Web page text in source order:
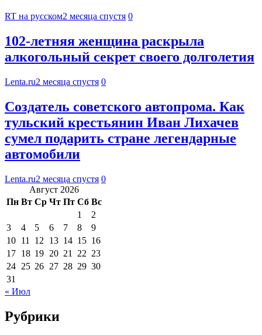
RT на русском2 месяца спустя 0
102-летняя женщина раскрыла
алкогольный секрет своего долголетия
Lenta.ru2 месяца спустя 0
Создатель советского автопрома. Как
тульский крестьянин Иван Лихачев
сумел подарить стране легендарные
автомобили
Lenta.ru2 месяца спустя 0
Август 2026
Пн Вт Ср Чт Пт Сб Вс
1
2
3
4 5 6 7 8
9
10 11 12 13 14 15 16
17 18 19 20 21 22 23
24 25 26 27 28 29 30
31
« Июл
Рубрики